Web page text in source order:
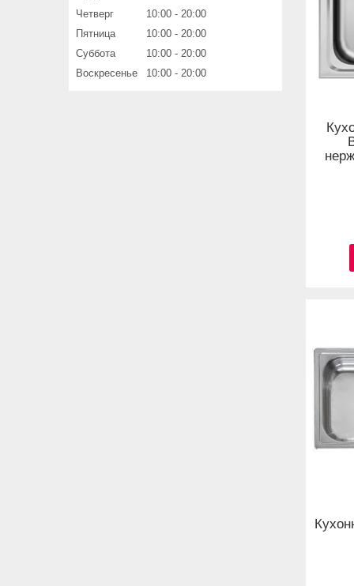
Четверг
10:00
20:00
Пятница
10:00
20:00
Суббота
10:00
20:00
Воскресенье
10:00 20:00